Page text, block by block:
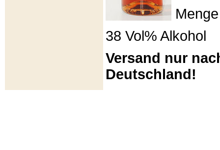
38 Vol% Alkohol
Versand nur
Deutschland!